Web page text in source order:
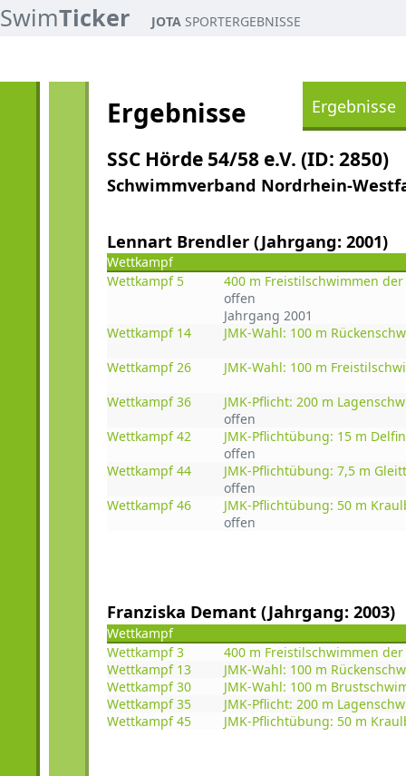
SwimTicker JOTA SPORTERGEBNISSE
Ergebnisse Ergebnisse
SSC Hörde 54/58 e.V. (ID: 2850)
Schwimmverband Nordrhein-
Lennart Brendler (Jahrgang: 2001)
Wettkampf
Wettkampf 5
400 m Freistilschwimmen
offen
Jahrgang 2001
Wettkampf 14
JMK-Wahl: 100 m
Wettkampf 26
JMK-Wahl: 100 m
Wettkampf 36
JMK-Pflicht: 200 m
offen
Wettkampf 42
JMK-Pflichtübung: 15 m
offen
Wettkampf 44
JMK-Pflichtübung: 7,5 m
offen
Wettkampf 46
JMK-Pflichtübung: 50 m
offen
Franziska Demant (Jahrgang: 2003)
Wettkampf
Wettkampf 3
400 m Freistilschwimmen
Wettkampf 13
JMK-Wahl: 100 m
Wettkampf 30
JMK-Wahl: 100 m
Wettkampf 35
JMK-Pflicht: 200 m
Wettkampf 45
JMK-Pflichtübung: 50 m